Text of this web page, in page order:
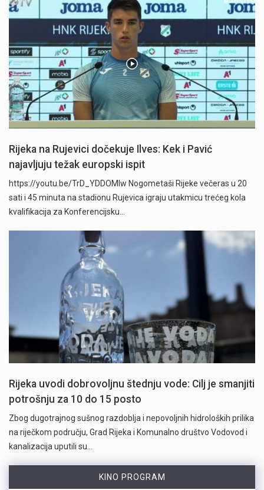
Rijeka na Rujevici dočekuje Ilves: Kek i Pavić
najavljuju težak europski ispit
https://youtu.be/TrD_YDDOMIw Nogometaši Rijeke večeras u 20
sati i 45 minuta na stadionu Rujevica igraju utakmicu trećeg kola
kvalifikacija za Konferencijsku…
Rijeka uvodi dobrovoljnu štednju vode: Cilj je smanjiti
potrošnju za 10 do 15 posto
Zbog dugotrajnog sušnog razdoblja i nepovoljnih hidroloških prilika
na riječkom području, Grad Rijeka i Komunalno društvo Vodovod i
kanalizacija uputili su…
KINO PROGRAM